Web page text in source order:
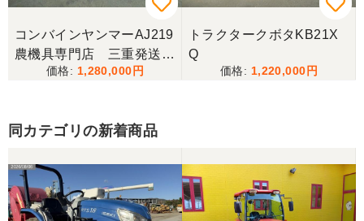
三重県／
当方の要望に対して、素早く対応していただき感謝
スタッフの鈴木さんが親切で機械に詳しく 丁寧にご
対応頂きました。 ありがとう！ 少し距離はあります
が、今後も農機具を買う際はのうき屋さんを利用し
ようと思います。
コンバインヤンマーAJ219
農機具専門店 三重発送整
備済み
1,280,000
トラクタークボタKB21X
Q
1,220,000
同カテゴリの新着商品